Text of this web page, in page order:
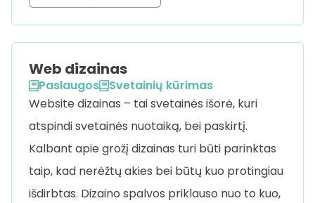
Web dizainas
Paslaugos
Svetainių kūrimas
Website dizainas – tai svetainės išorė, kuri
atspindi svetainės nuotaiką, bei paskirtį.
Kalbant apie grožį dizainas turi būti parinktas
taip, kad nerėžtų akies bei būtų kuo protingiau
išdirbtas. Dizaino spalvos priklauso nuo to kuo,